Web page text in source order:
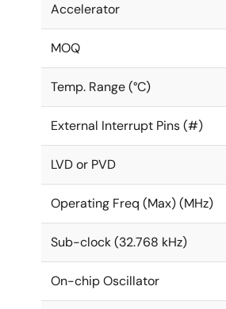
Accelerator
MOQ
Temp. Range (°C)
External Interrupt Pins (#)
LVD or PVD
Operating Freq (Max) (MHz)
Sub-clock (32.768 kHz)
On-chip Oscillator